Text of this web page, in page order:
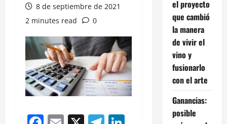
8 de septiembre de 2021
2 minutes read
0
el proyecto
que cambió
la manera
de vivir el
vino y
fusionarlo
con el arte
Ganancias:
posible